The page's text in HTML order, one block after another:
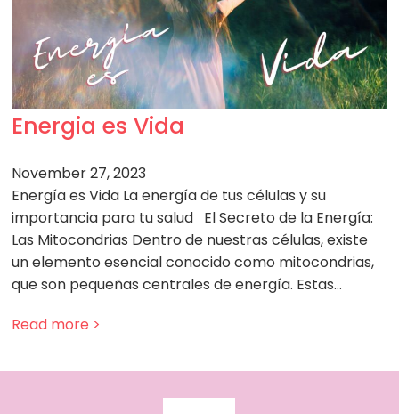
Energia es Vida
November 27, 2023
Energía es Vida La energía de tus células y su
importancia para tu salud El Secreto de la Energía:
Las Mitocondrias Dentro de nuestras células, existe
un elemento esencial conocido como mitocondrias,
que son pequeñas centrales de energía. Estas…
Read more >